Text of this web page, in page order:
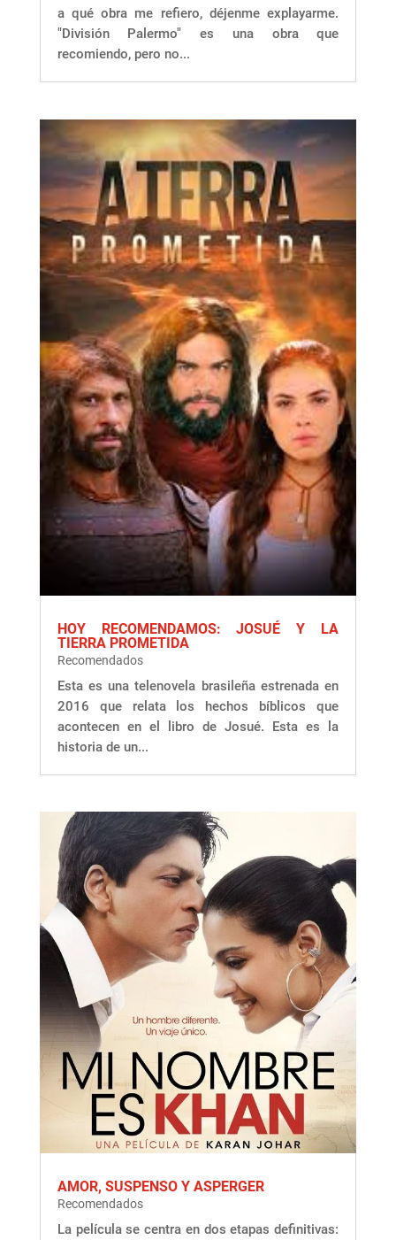
a qué obra me refiero, déjenme explayarme.
"División Palermo" es una obra que
recomiendo, pero no...
HOY RECOMENDAMOS: JOSUÉ Y LA
TIERRA PROMETIDA
Recomendados
Esta es una telenovela brasileña estrenada en
2016 que relata los hechos bíblicos que
acontecen en el libro de Josué. Esta es la
historia de un...
AMOR, SUSPENSO Y ASPERGER
Recomendados
La película se centra en dos etapas definitivas: